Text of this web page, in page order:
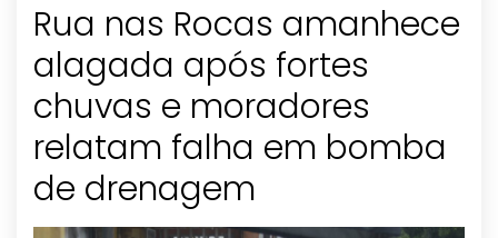
Rua nas Rocas amanhece
alagada após fortes
chuvas e moradores
relatam falha em bomba
de drenagem